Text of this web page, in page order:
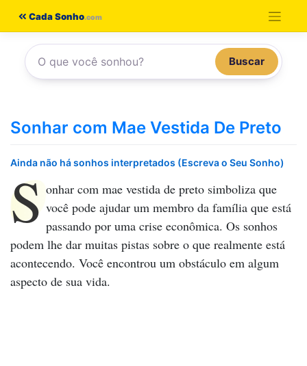
conteúdo
Cada Sonho
Buscar
Sonhar com Mae Vestida De Preto
Ainda não há sonhos interpretados (Escreva o Seu Sonho)
S onhar com mae vestida de preto simboliza que
você pode ajudar um membro da família que está
passando por uma crise econômica. Os sonhos
podem lhe dar muitas pistas sobre o que realmente está
acontecendo. Você encontrou um obstáculo em algum
aspecto de sua vida.